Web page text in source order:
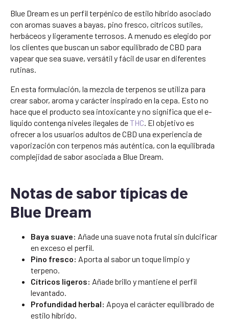
Blue Dream es un perfil terpénico de estilo híbrido asociado
con aromas suaves a bayas, pino fresco, cítricos sutiles,
herbáceos y ligeramente terrosos. A menudo es elegido por
los clientes que buscan un sabor equilibrado de CBD para
vapear que sea suave, versátil y fácil de usar en diferentes
rutinas.
En esta formulación, la mezcla de terpenos se utiliza para
crear sabor, aroma y carácter inspirado en la cepa. Esto no
hace que el producto sea intoxicante y no significa que el e-
líquido contenga niveles ilegales deTHC . El objetivo es
ofrecer a los usuarios adultos de CBD una experiencia de
vaporización con terpenos más auténtica, con la equilibrada
complejidad de sabor asociada a Blue Dream.
Notas de sabor típicas de
Blue Dream
Baya suave: Añade una suave nota frutal sin dulcificar
en exceso el perfil.
Pino fresco: Aporta al sabor un toque limpio y
terpeno.
Cítricos ligeros: Añade brillo y mantiene el perfil
levantado.
Profundidad herbal: Apoya el carácter equilibrado de
estilo híbrido.